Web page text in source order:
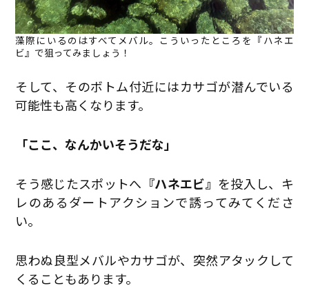
藻際にいるのはすべてメバル。こういったところを『ハネエ
ビ』で狙ってみましょう！
そして、そのボトム付近にはカサゴが潜んでいる
可能性も高くなります。
「ここ、なんかいそうだな」
そう感じたスポットへ 『ハネエビ』 を投入し、キ
レのあるダートアクションで誘ってみてくださ
い。
思わぬ良型メバルやカサゴが、突然アタックして
くることもあります。